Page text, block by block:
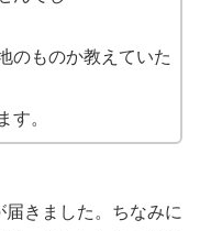
のものか教えていた
す。
きました。ちなみに